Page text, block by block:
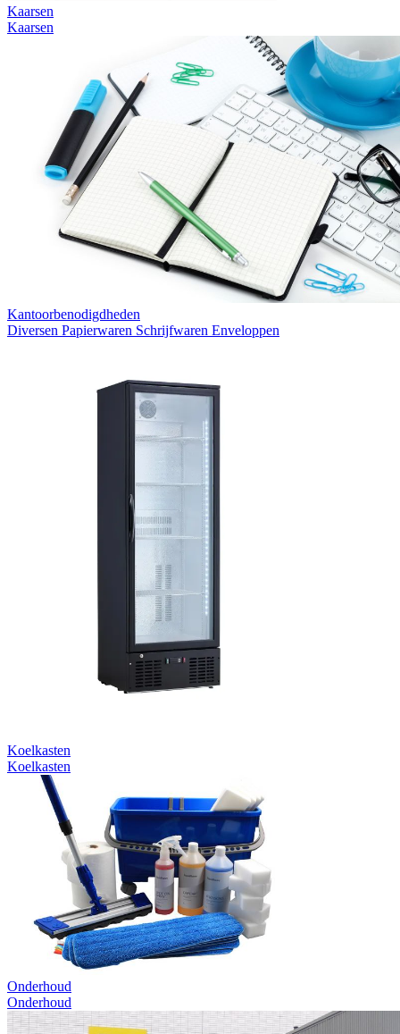
Kaarsen
Kaarsen
Kantoorbenodigdheden
Diversen Papierwaren Schrijfwaren Enveloppen
Koelkasten
Koelkasten
Onderhoud
Onderhoud